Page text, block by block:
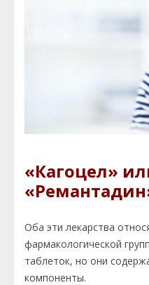
«Кагоцел»
Оба эти лекарства
фармакологической
таблеток, но они
компоненты.